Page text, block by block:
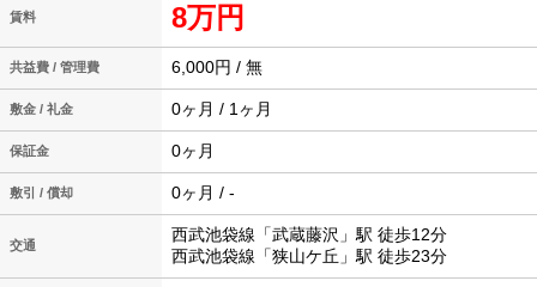
賃料 8万円
共益費 / 管理費 6,000円 / 無
敷金 / 礼金 0ヶ月 / 1ヶ月
保証金 0ヶ月
敷引 / 償却 0ヶ月 / -
交通
西武池袋線「武蔵藤沢」駅 徒歩12分
西武池袋線「狭山ケ丘」駅 徒歩23分